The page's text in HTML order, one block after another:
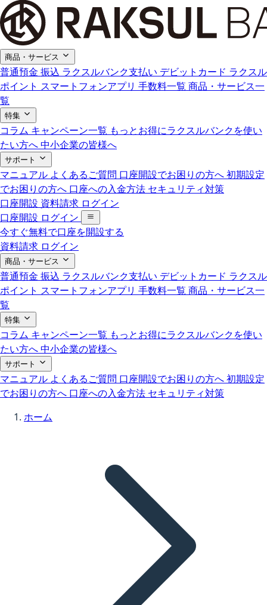
商品・サービス
普通預金 振込 ラクスルバンク支払い デビットカード ラクスル
ポイント スマートフォンアプリ 手数料一覧 商品・サービス一
覧
特集
コラム キャンペーン一覧 もっとお得にラクスルバンクを使い
たい方へ中小企業の皆様へ
サポート
マニュアル よくあるご質問 口座開設でお困りの方へ初期設定
でお困りの方へ 口座への入金方法 セキュリティ対策
口座開設 資料請求 ログイン
口座開設 ログイン
今すぐ無料で口座を開設する
資料請求 ログイン
商品・サービス
普通預金 振込 ラクスルバンク支払い デビットカード ラクスル
ポイント スマートフォンアプリ 手数料一覧 商品・サービス一
覧
特集
コラム キャンペーン一覧 もっとお得にラクスルバンクを使い
たい方へ中小企業の皆様へ
サポート
マニュアル よくあるご質問 口座開設でお困りの方へ初期設定
でお困りの方へ 口座への入金方法 セキュリティ対策
ホーム